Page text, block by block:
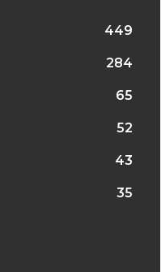
449
284
65
52
43
35